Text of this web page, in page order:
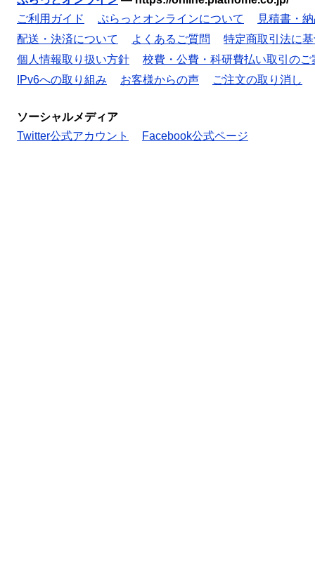
ご利用ガイド
ぷらっとオンラインについて
見積書・
配送・決済について
よくあるご質問
特定商取引法に
個人情報取り扱い方針
校費・公費・科研費払い取引のご
IPv6への取り組み
お客様からの声 ご注文の取り消し
ソーシャルメディア
Twitter公式アカウント
Facebook公式ページ